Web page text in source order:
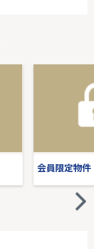
会員限定物件